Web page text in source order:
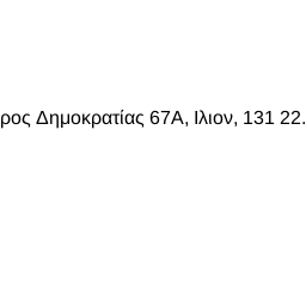
Δημοκρατίας 67A, Ιλιον, 131 22.